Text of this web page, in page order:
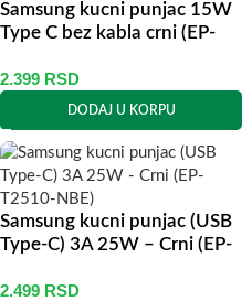
Samsung kucni punjac 15W
Type C bez kabla crni (EP-
2.399 RSD
DODAJ U KORPU
Samsung kucni punjac (USB
Type-C) 3A 25W – Crni (EP-
2.499 RSD